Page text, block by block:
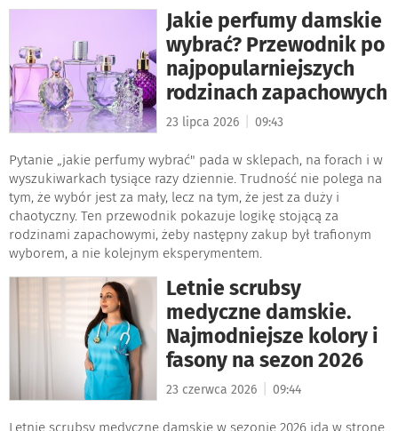
Jakie perfumy damskie
wybrać? Przewodnik po
najpopularniejszych
rodzinach zapachowych
23 lipca 2026 09:43
Pytanie „jakie perfumy wybrać" pada w sklepach, na forach i w
wyszukiwarkach tysiące razy dziennie. Trudność nie polega na
tym, że wybór jest za mały, lecz na tym, że jest za duży i
chaotyczny. Ten przewodnik pokazuje logikę stojącą za
rodzinami zapachowymi, żeby następny zakup był trafionym
wyborem, a nie kolejnym eksperymentem.
Letnie scrubsy
medyczne damskie.
Najmodniejsze kolory i
fasony na sezon 2026
23 czerwca 2026 09:44
Letnie scrubsy medyczne damskie w sezonie 2026 idą w stronę